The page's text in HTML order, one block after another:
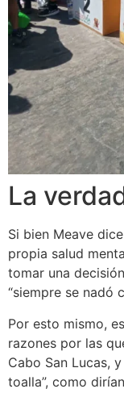
La
Si bien Meave
propia salud
tomar una
“siempre se nadó
Por esto mismo,
razones por las
Cabo San Lucas,
toalla”, como